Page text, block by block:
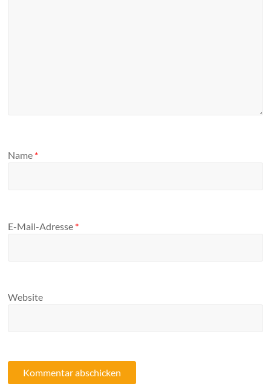
Name *
E-Mail-Adresse *
Website